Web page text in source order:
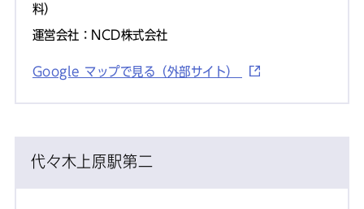
料）
運営会社：NCD株式会社
Google マップで見る（外部サイト）
代々木上原駅第二